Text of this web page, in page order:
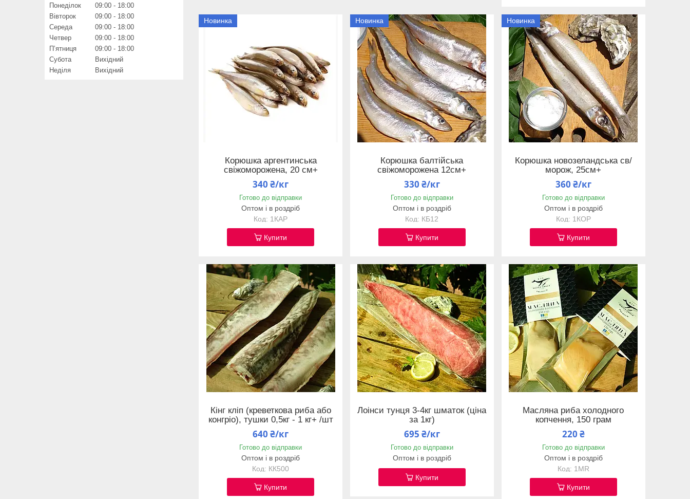
Новинка
Корюшка аргентинська
свіжоморожена, 20 см+
340 ₴/кг
Готово до відправки
Оптом і в роздріб
1КАР
Купити
Новинка
Корюшка балтійська
свіжоморожена 12см+
330 ₴/кг
Готово до відправки
Оптом і в роздріб
КБ12
Купити
Новинка
Корюшка новозеландська св/
морож, 25см+
360 ₴/кг
Готово до відправки
Оптом і в роздріб
1КОР
Купити
Кінг кліп (креветкова риба або
конгріо), тушки 0,5кг - 1 кг+ /шт
640 ₴/кг
Готово до відправки
Оптом і в роздріб
КК500
Купити
Лоінси тунця 3-4кг шматок (ціна
за 1кг)
695 ₴/кг
Готово до відправки
Оптом і в роздріб
Купити
Масляна риба холодного
копчення, 150 грам
220 ₴
Готово до відправки
Оптом і в роздріб
1MR
Купити
Понеділок 09:00
18:00
Вівторок
09:00
18:00
Середа
09:00
18:00
Четвер
09:00
18:00
Пʼятниця
09:00
18:00
Субота
Вихідний
Неділя
Вихідний